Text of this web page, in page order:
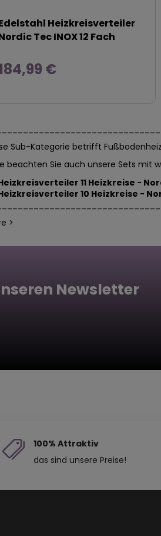
Heizkreisverteiler
Tec INOX 12 Fach
€
Sub-Kategorie betrifft
beachten Sie auch unsere Sets mit
11 Heizkreise -
10 Heizkreise -
>
Newsletter
100% Attraktiv
das sind unsere Preise!